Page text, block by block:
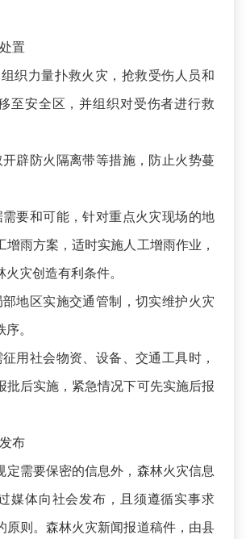
置
组织力量扑救火灾，抢救受伤人员和
至安全区，并组织对受伤者进行救
开辟防火隔离带等措施，防止火势蔓
需要和可能，针对重点火灾现场的地
增雨方案，适时实施人工增雨作业，
灾创造有利条件。
部地区实施交通管制，切实维护火灾
。
征用社会物资、设备、交通工具时，
批后实施，紧急情况下可先实施后报
布
定需要保密的信息外，森林火灾信息
媒体向社会发布，且须遵循实事求
原则。森林火灾新闻报道稿件，由县